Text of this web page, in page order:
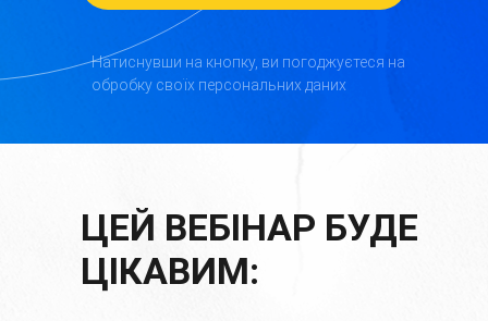
Натиснувши на кнопку, ви погоджуєтеся на
обробку своїх персональних даних
ЦЕЙ ВЕБІНАР БУДЕ
ЦІКАВИМ: